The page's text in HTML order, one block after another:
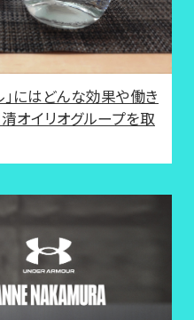
」にはどんな効果や働き
オイリオグループを取